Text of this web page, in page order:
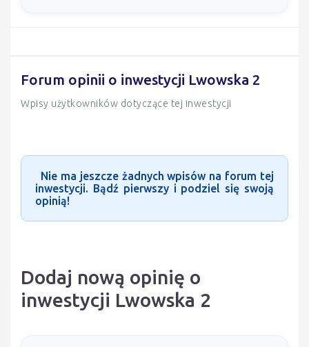
Forum opinii o inwestycji Lwowska 2
Wpisy użytkowników dotyczące tej inwestycji
Nie ma jeszcze żadnych wpisów na forum tej
inwestycji. Bądź pierwszy i podziel się swoją
opinią!
Dodaj nową opinię o
inwestycji Lwowska 2